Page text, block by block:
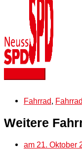
Fahrrad,
Weitere
am 21. Oktober